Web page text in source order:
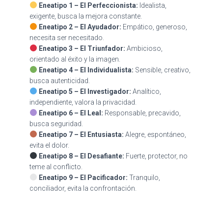
Eneatipo 1 – El Perfeccionista: Idealista,
exigente, busca la mejora constante.
Eneatipo 2 – El Ayudador: Empático, generoso,
necesita ser necesitado.
Eneatipo 3 – El Triunfador: Ambicioso,
orientado al éxito y la imagen.
Eneatipo 4 – El Individualista: Sensible, creativo,
busca autenticidad.
Eneatipo 5 – El Investigador: Analítico,
independiente, valora la privacidad.
Eneatipo 6 – El Leal: Responsable, precavido,
busca seguridad.
Eneatipo 7 – El Entusiasta: Alegre, espontáneo,
evita el dolor.
Eneatipo 8 – El Desafiante: Fuerte, protector, no
teme al conflicto.
Eneatipo 9 – El Pacificador: Tranquilo,
conciliador, evita la confrontación.